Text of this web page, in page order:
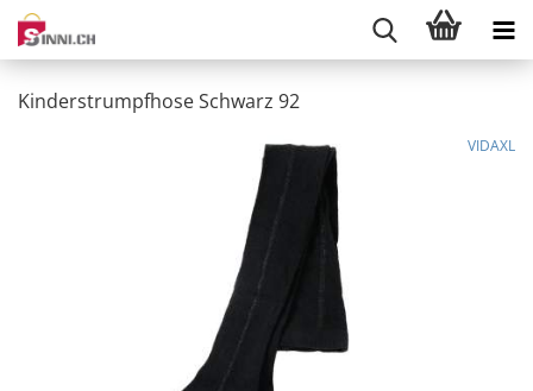
Kinderstrumpfhose Schwarz 92
VIDAXL